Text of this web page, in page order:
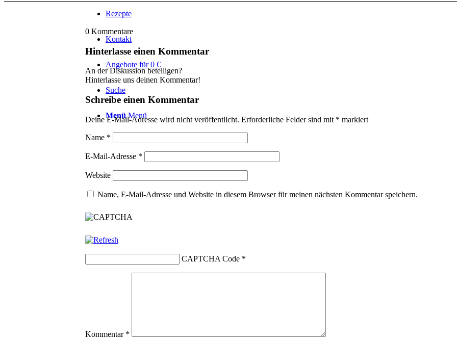
Rezepte
Kontakt
Angebote für 0 €
Suche
Menü Menü
0 Kommentare
Hinterlasse einen Kommentar
An der Diskussion beteiligen?
Hinterlasse uns deinen Kommentar!
Schreibe einen Kommentar
Deine E-Mail-Adresse wird nicht veröffentlicht. Erforderliche Felder sind mit * markiert
Name *
E-Mail-Adresse *
Website
Name, E-Mail-Adresse und Website in diesem Browser für meinen nächsten Kommentar speichern.
CAPTCHA Code *
Kommentar *